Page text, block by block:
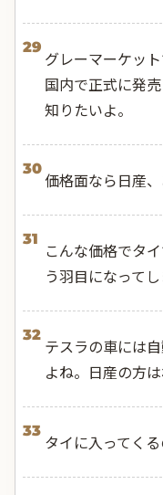
29
グレーマーケッ
国内で正式に発
知りたいよ。
30
価格面なら日産
31
こんな価格でタ
う羽目になってし
32
テスラの車には
よね。日産の方
33
タイに入ってく